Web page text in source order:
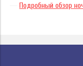
Подробный обзор